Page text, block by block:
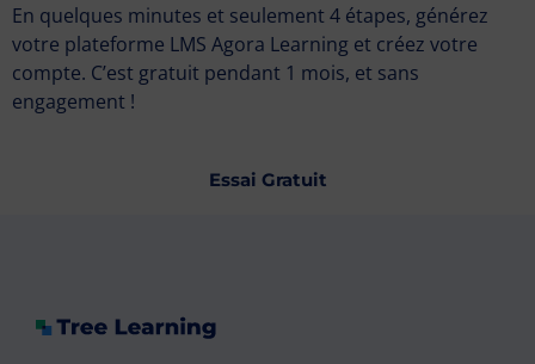
En quelques minutes et seulement 4 étapes, générez
votre plateforme LMS Agora Learning et créez votre
compte. C’est gratuit pendant 1 mois, et sans
engagement !
Essai Gratuit